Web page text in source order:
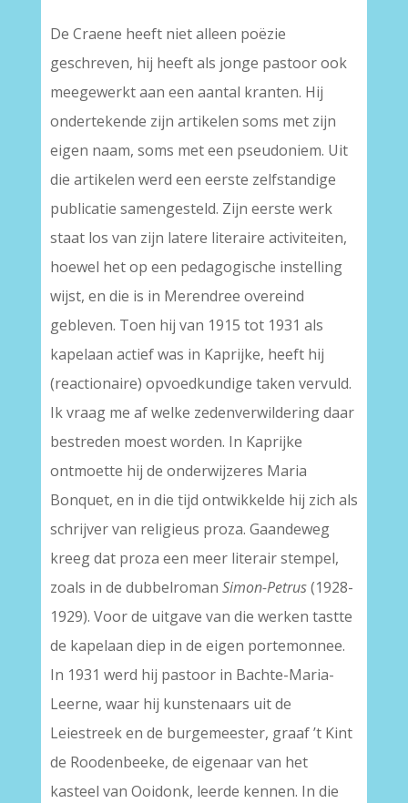
De Craene heeft niet alleen poëzie
geschreven, hij heeft als jonge pastoor ook
meegewerkt aan een aantal kranten. Hij
ondertekende zijn artikelen soms met zijn
eigen naam, soms met een pseudoniem. Uit
die artikelen werd een eerste zelfstandige
publicatie samengesteld. Zijn eerste werk
staat los van zijn latere literaire activiteiten,
hoewel het op een pedagogische instelling
wijst, en die is in Merendree overeind
gebleven. Toen hij van 1915 tot 1931 als
kapelaan actief was in Kaprijke, heeft hij
(reactionaire) opvoedkundige taken vervuld.
Ik vraag me af welke zedenverwildering daar
bestreden moest worden. In Kaprijke
ontmoette hij de onderwijzeres Maria
Bonquet, en in die tijd ontwikkelde hij zich als
schrijver van religieus proza. Gaandeweg
kreeg dat proza een meer literair stempel,
zoals in de dubbelroman Simon-Petrus(1928-
1929). Voor de uitgave van die werken tastte
de kapelaan diep in de eigen portemonnee.
In 1931 werd hij pastoor in Bachte-Maria-
Leerne, waar hij kunstenaars uit de
Leiestreek en de burgemeester, graaf ’t Kint
de Roodenbeeke, de eigenaar van het
kasteel van Ooidonk, leerde kennen. In die